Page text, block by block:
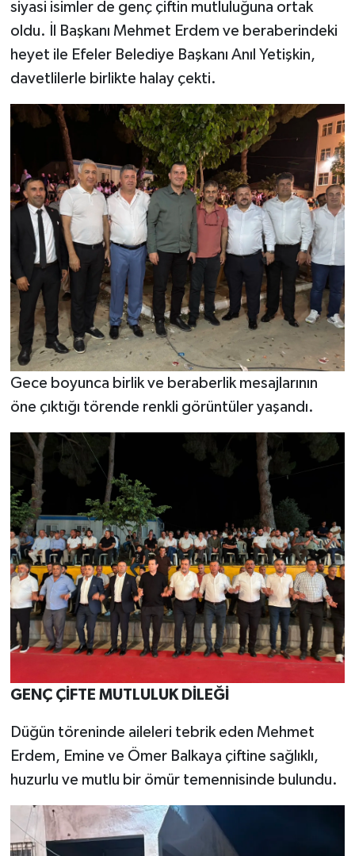
siyasi isimler de genç çiftin mutluluğuna ortak
oldu. İl Başkanı Mehmet Erdem ve beraberindeki
heyet ile Efeler Belediye Başkanı Anıl Yetişkin,
davetlilerle birlikte halay çekti.
Gece boyunca birlik ve beraberlik mesajlarının
öne çıktığı törende renkli görüntüler yaşandı.
GENÇ ÇİFTE MUTLULUK DİLEĞİ
Düğün töreninde aileleri tebrik eden Mehmet
Erdem, Emine ve Ömer Balkaya çiftine sağlıklı,
huzurlu ve mutlu bir ömür temennisinde bulundu.